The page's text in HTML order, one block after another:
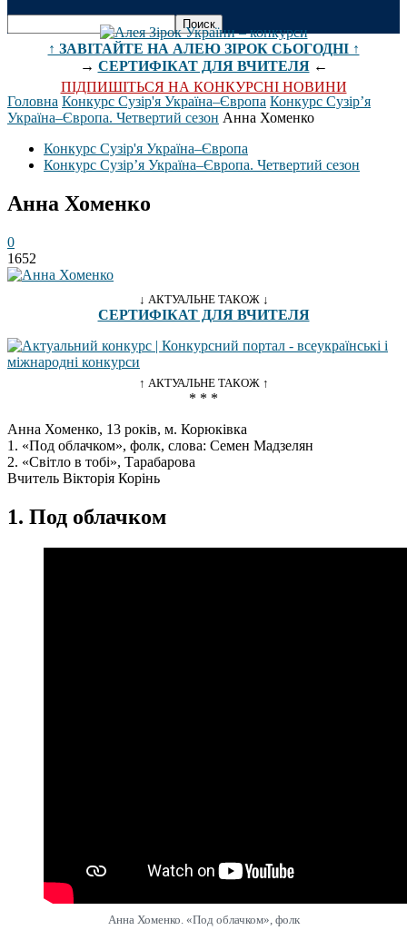
↑ ЗАВІТАЙТЕ НА АЛЕЮ ЗІРОК СЬОГОДНІ ↑
→ СЕРТИФІКАТ ДЛЯ ВЧИТЕЛЯ←
ПІДПИШІТЬСЯ НА КОНКУРСНІ НОВИНИ
Головна Конкурс Сузір'я Україна–Європа Конкурс Сузір’я
Україна–Європа. Четвертий сезон Анна Хоменко
Конкурс Сузір'я Україна–Європа
Конкурс Сузір’я Україна–Європа. Четвертий сезон
Анна Хоменко
0
1652
↓ АКТУАЛЬНЕ ТАКОЖ ↓
СЕРТИФІКАТ ДЛЯ ВЧИТЕЛЯ
↑ АКТУАЛЬНЕ ТАКОЖ ↑
* * *
Анна Хоменко, 13 років, м. Корюківка
1. «Под облачком», фолк, слова: Семен Мадзелян
2. «Світло в тобі», Тарабарова
Вчитель Вікторія Корінь
1. Под облачком
Анна Хоменко. «Под облачком», фолк